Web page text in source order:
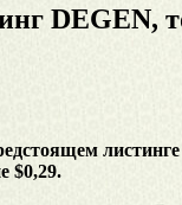
DEGEN,
$0,29.